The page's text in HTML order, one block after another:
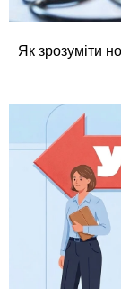
Як зрозуміти